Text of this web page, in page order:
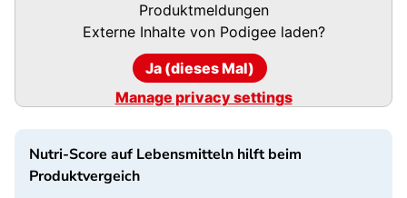
Produktmeldungen
Externe Inhalte von Podigeeladen?
Ja (dieses Mal)
Manage privacy settings
Nutri-Score auf Lebensmitteln hilft beim
Produktvergeich